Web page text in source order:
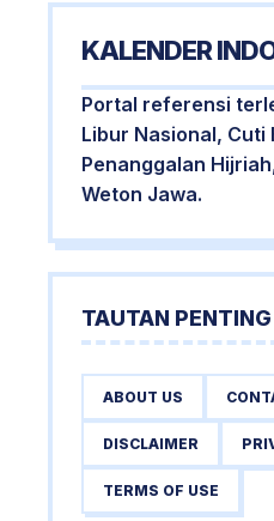
KALENDER
Portal referensi
Libur Nasional, Cuti
Penanggalan
Weton Jawa.
TAUTAN PENTING
ABOUT US
DISCLAIMER
TERMS OF USE